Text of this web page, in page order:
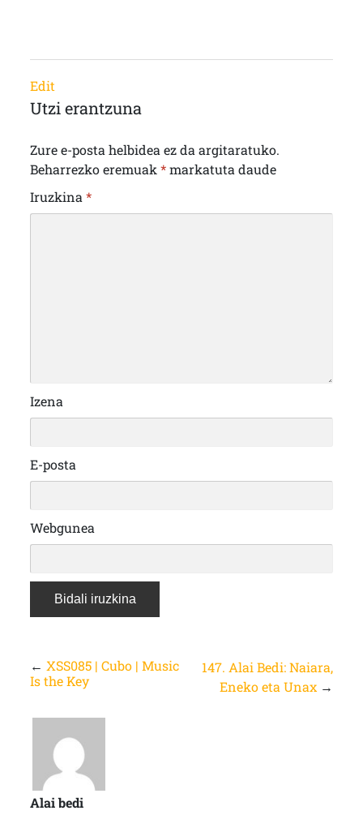
Edit
Utzi erantzuna
Zure e-posta helbidea ez da argitaratuko.
Beharrezko eremuak *markatuta daude
Iruzkina *
Izena
E-posta
Webgunea
← XSS085 | Cubo | Music
Is the Key
147. Alai Bedi: Naiara,
Eneko eta Unax →
Alai bedi